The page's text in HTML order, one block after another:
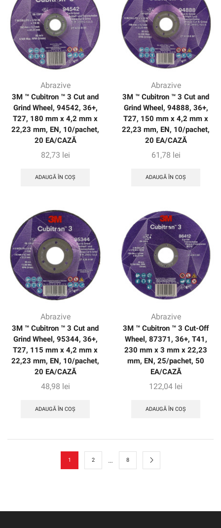
Abrazive
3M ™ Cubitron ™ 3 Cut and
Grind Wheel, 94542, 36+,
T27, 180 mm x 4,2 mm x
22,23 mm, EN, 10/pachet,
20 EA/CAZĂ
82,73 lei
ADAUGĂ ÎN COȘ
Abrazive
3M ™ Cubitron ™ 3 Cut and
Grind Wheel, 94888, 36+,
T27, 150 mm x 4,2 mm x
22,23 mm, EN, 10/pachet,
20 EA/CAZĂ
61,78 lei
ADAUGĂ ÎN COȘ
Abrazive
3M ™ Cubitron ™ 3 Cut and
Grind Wheel, 95344, 36+,
T27, 115 mm x 4,2 mm x
22,23 mm, EN, 10/pachet,
20 EA/CAZĂ
48,98 lei
ADAUGĂ ÎN COȘ
Abrazive
3M ™ Cubitron ™ 3 Cut-Off
Wheel, 87371, 36+, T41,
230 mm x 3 mm x 22,23
mm, EN, 25/pachet, 50
EA/CAZĂ
122,04 lei
ADAUGĂ ÎN COȘ
1 2 … 8